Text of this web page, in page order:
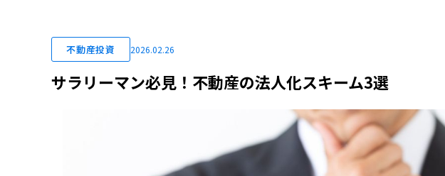
不動産投資 2026.02.26
サラリーマン必見！不動産の法人化スキーム3選